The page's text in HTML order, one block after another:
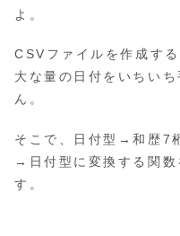
よ。
CSVファイルを作成す
大な量の日付をいちい
ん。
そこで、日付型→和歴7
→日付型に変換する関数
す。